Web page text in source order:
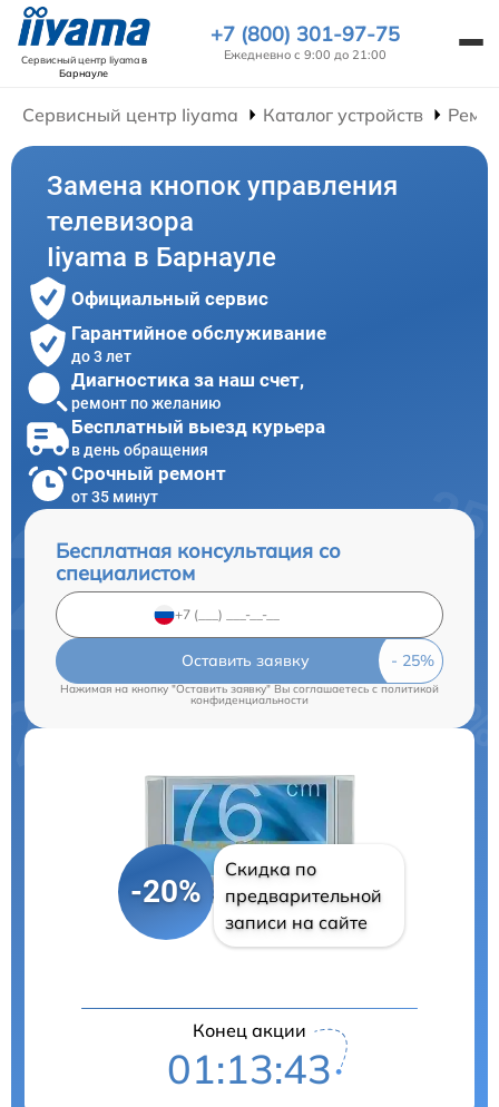
Сервисный центр Iiyamaв
Барнауле
+7 (800) 301-97-75
Ежедневно с 9:00 до 21:00
Сервисный центр Iiyama Каталог устройств
Замена кнопок управления
телевизора
Iiyama в Барнауле
Официальный сервис
Гарантийное обслуживание
до 3 лет
Диагностика за наш счет,
ремонт по желанию
Бесплатный выезд курьера
в день обращения
Срочный ремонт
от 35 минут
Бесплатная консультация со
специалистом
Оставить заявку
Нажимая на кнопку "Оставить заявку" Вы соглашаетесь cполитикой
конфиденциальности
-20%
Скидка по
предварительной
записи на сайте
Конец акции
01:13:42